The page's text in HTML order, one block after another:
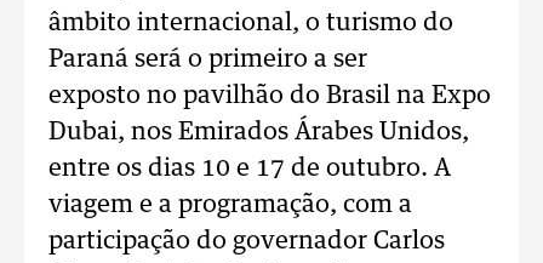
âmbito internacional, o turismo do
Paraná será o primeiro a ser
exposto no pavilhão do Brasil na Expo
Dubai, nos Emirados Árabes Unidos,
entre os dias 10 e 17 de outubro. A
viagem e a programação, com a
participação do governador Carlos